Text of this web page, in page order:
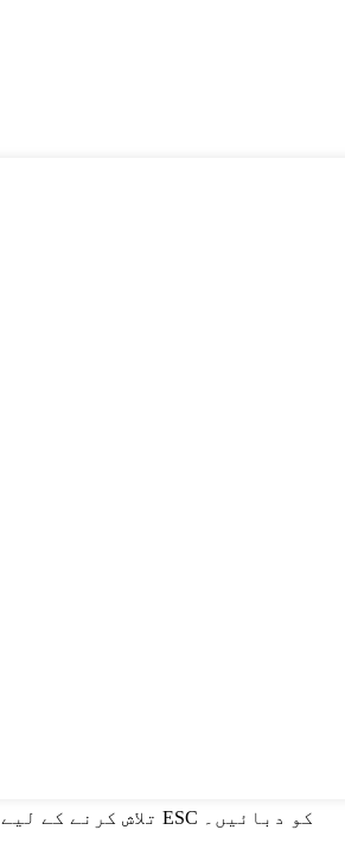
تلاش کرنے کے لیے انٹر یا بند کرنے کے لیے ESC کو دبائیں۔